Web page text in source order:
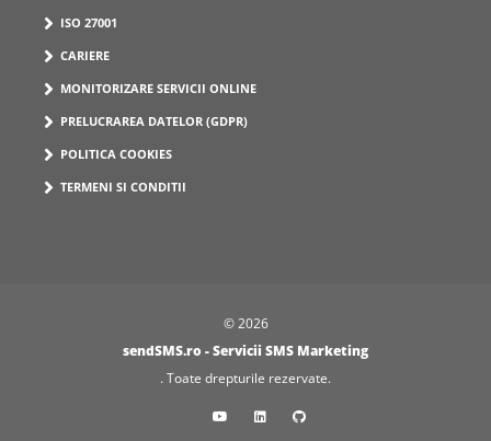
ISO 27001
CARIERE
MONITORIZARE SERVICII ONLINE
PRELUCRAREA DATELOR (GDPR)
POLITICA COOKIES
TERMENI SI CONDITII
© 2026
sendSMS.ro - Servicii SMS Marketing
. Toate drepturile rezervate.